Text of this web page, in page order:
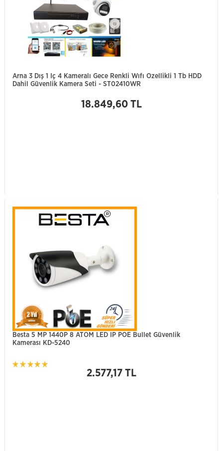
Arna 3 Dış 1 Iç 4 Kameralı Gece Renkli Wıfı Ozellikli 1 Tb HDD
Dahil Güvenlik Kamera Seti - ST02410WR
18.849,60 TL
Besta 5 MP 1440P 8 ATOM LED IP POE Bullet Güvenlik
Kamerası KD-5240
2.577,17 TL